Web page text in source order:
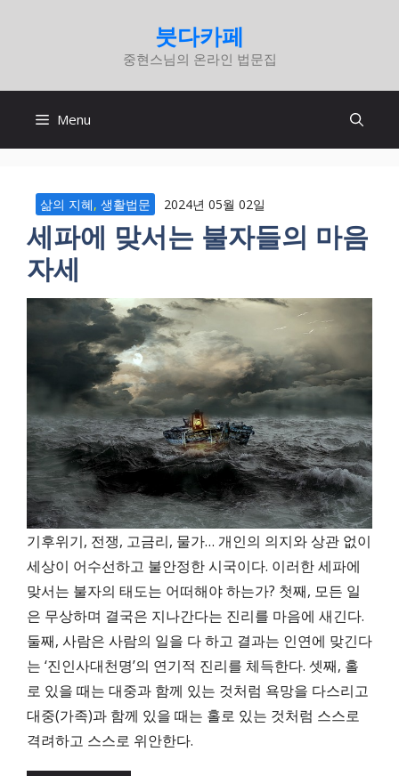
로
붓다카페
중현스님의 온라인 법문집
Menu
삶의 지혜, 생활법문 2024년 05월 02일
세파에 맞서는 불자들의 마음
자세
기후위기, 전쟁, 고금리, 물가… 개인의 의지와 상관 없이
세상이 어수선하고 불안정한 시국이다. 이러한 세파에
맞서는 불자의 태도는 어떠해야 하는가? 첫째, 모든 일
은 무상하며 결국은 지나간다는 진리를 마음에 새긴다.
둘째, 사람은 사람의 일을 다 하고 결과는 인연에 맞긴다
는 ‘진인사대천명’의 연기적 진리를 체득한다. 셋째, 홀
로 있을 때는 대중과 함께 있는 것처럼 욕망을 다스리고
대중(가족)과 함께 있을 때는 홀로 있는 것처럼 스스로
격려하고 스스로 위안한다.